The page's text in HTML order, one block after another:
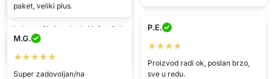
★★★★★
Lako se čisti, ne hrđa i još uvijek
je kao nova nakon puno
paket, veliki plus.
P.E.
★★★★
Proizvod radi ok, poslan brzo,
sve u redu.
M.G.
★★★★★
Super zadovoljan/na